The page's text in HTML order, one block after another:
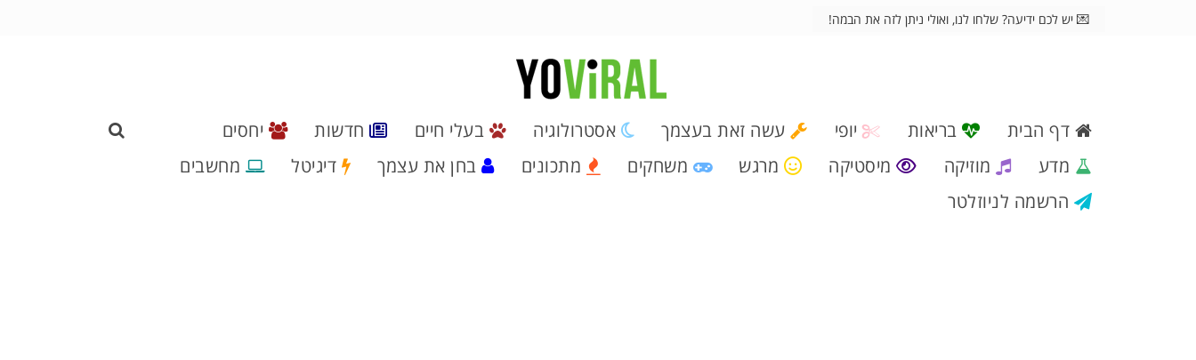
💌 יש לכם ידיעה? שלחו לנו, ואולי ניתן לזה את הבמה!
דף הבית בריאות יופי עשה זאת בעצמך אסטרולוגיה בעלי חיים חדשות
יחסים
מדע
מוזיקה מיסטיקה מרגש משחקים מתכונים בחן את עצמך דיגיטל
מחשבים
הרשמה לניוזלטר